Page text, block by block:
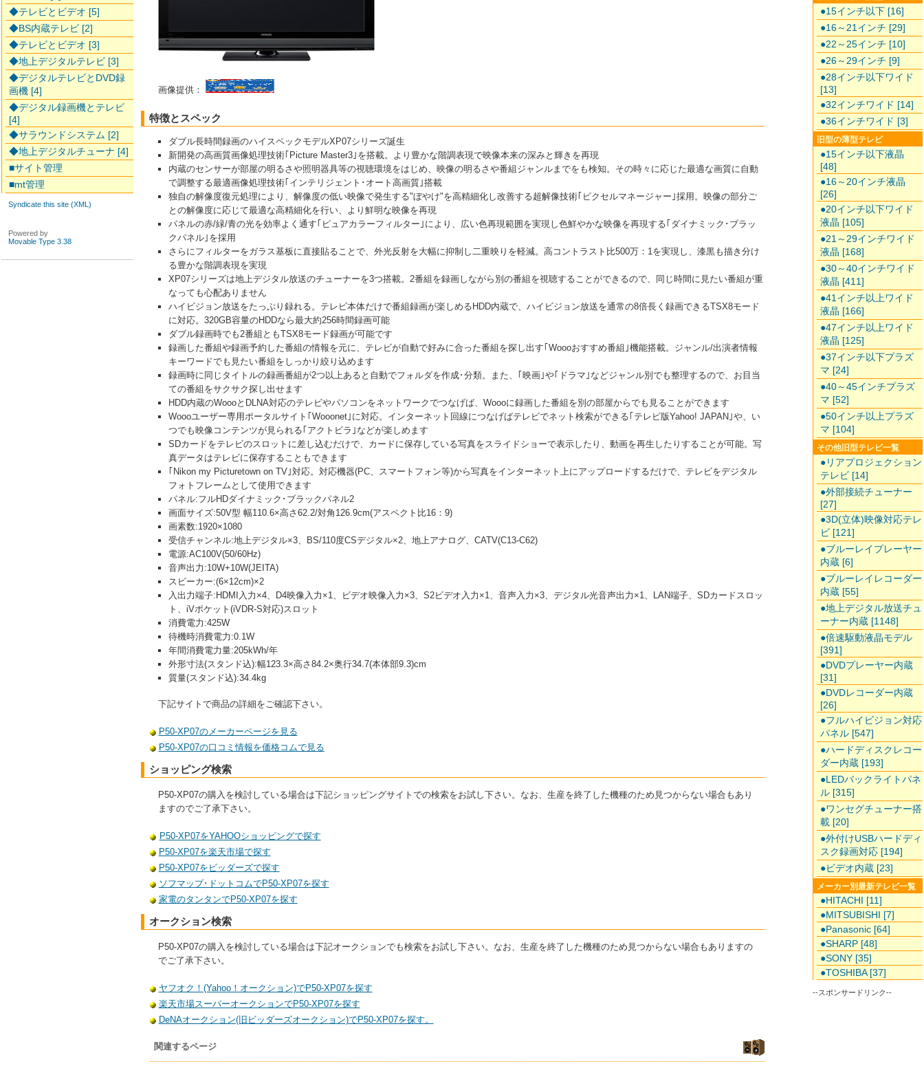
画像提供：
特徴とスペック
ダブル長時間録画のハイスペックモデルXP07シリーズ誕生
新開発の高画質画像処理技術｢Picture Master3｣を搭載。より豊かな階調表現で映像本来の深みと輝きを再現
内蔵のセンサーが部屋の明るさや照明器具等の視聴環境をはじめ、映像の明るさや番組ジャンルまでをも検知。その時々に応じた最適な画質に自動
で調整する最適画像処理技術｢インテリジェント･オート高画質｣搭載
独自の解像度復元処理により、解像度の低い映像で発生する"ぼやけ"を高精細化し改善する超解像技術｢ピクセルマネージャー｣採用。映像の部分ご
との解像度に応じて最適な高精細化を行い、より鮮明な映像を再現
パネルの赤/緑/青の光を効率よく通す｢ピュアカラーフィルター｣により、広い色再現範囲を実現し色鮮やかな映像を再現する｢ダイナミック･ブラッ
クパネル｣を採用
さらにフィルターをガラス基板に直接貼ることで、外光反射を大幅に抑制し二重映りを軽減。高コントラスト比500万：1を実現し、漆黒も描き分け
る豊かな階調表現を実現
XP07シリーズは地上デジタル放送のチューナーを3つ搭載。2番組を録画しながら別の番組を視聴することができるので、同じ時間に見たい番組が重
なっても心配ありません
ハイビジョン放送をたっぷり録れる。テレビ本体だけで番組録画が楽しめるHDD内蔵で、ハイビジョン放送を通常の8倍長く録画できるTSX8モード
に対応。320GB容量のHDDなら最大約256時間録画可能
ダブル録画時でも2番組ともTSX8モード録画が可能です
録画した番組や録画予約した番組の情報を元に、テレビが自動で好みに合った番組を探し出す｢Woooおすすめ番組｣機能搭載。ジャンル/出演者情報
キーワードでも見たい番組をしっかり絞り込めます
録画時に同じタイトルの録画番組が2つ以上あると自動でフォルダを作成･分類。また、｢映画｣や｢ドラマ｣などジャンル別でも整理するので、お目当
ての番組をサクサク探し出せます
HDD内蔵のWoooとDLNA対応のテレビやパソコンをネットワークでつなげば、Woooに録画した番組を別の部屋からでも見ることができます
Woooユーザー専用ポータルサイト｢Wooonet｣に対応。インターネット回線につなげばテレビでネット検索ができる｢テレビ版Yahoo! JAPAN｣や、い
つでも映像コンテンツが見られる｢アクトビラ｣などが楽しめます
SDカードをテレビのスロットに差し込むだけで、カードに保存している写真をスライドショーで表示したり、動画を再生したりすることが可能。写
真データはテレビに保存することもできます
｢Nikon my Picturetown on TV｣対応。対応機器(PC、スマートフォン等)から写真をインターネット上にアップロードするだけで、テレビをデジタル
フォトフレームとして使用できます
パネル:フルHDダイナミック･ブラックパネル2
画面サイズ:50V型 幅110.6×高さ62.2/対角126.9cm(アスペクト比16：9)
画素数:1920×1080
受信チャンネル:地上デジタル×3、BS/110度CSデジタル×2、地上アナログ、CATV(C13-C62)
電源:AC100V(50/60Hz)
音声出力:10W+10W(JEITA)
スピーカー:(6×12cm)×2
入出力端子:HDMI入力×4、D4映像入力×1、ビデオ映像入力×3、S2ビデオ入力×1、音声入力×3、デジタル光音声出力×1、LAN端子、SDカードスロッ
ト、iVポケット(iVDR-S対応)スロット
消費電力:425W
待機時消費電力:0.1W
年間消費電力量:205kWh/年
外形寸法(スタンド込):幅123.3×高さ84.2×奥行34.7(本体部9.3)cm
質量(スタンド込):34.4kg
下記サイトで商品の詳細をご確認下さい。
P50-XP07のメーカーページを見る
P50-XP07の口コミ情報を価格コムで見る
ショッピング検索
P50-XP07の購入を検討している場合は下記ショッピングサイトでの検索をお試し下さい。なお、生産を終了した機種のため見つからない場合もあり
ますのでご了承下さい。
P50-XP07をYAHOOショッピングで探す
P50-XP07を楽天市場で探す
P50-XP07をビッダーズで探す
ソフマップ･ドットコムでP50-XP07を探す
家電のタンタンでP50-XP07を探す
オークション検索
P50-XP07の購入を検討している場合は下記オークションでも検索をお試し下さい。なお、生産を終了した機種のため見つからない場合もありますの
でご了承下さい。
ヤフオク！(Yahoo！オークション)でP50-XP07を探す
楽天市場スーパーオークションでP50-XP07を探す
DeNAオークション(旧ビッダーズオークション)でP50-XP07を探す。
関連するページ
◆テレビとビデオ [5]
◆BS内蔵テレビ [2]
◆テレビとビデオ [3]
◆地上デジタルテレビ [3]
◆デジタルテレビとDVD録
画機 [4]
◆デジタル録画機とテレビ
[4]
◆サラウンドシステム [2]
◆地上デジタルチューナ [4]
■サイト管理
■mt管理
Syndicate this site (XML)
Powered by
Movable Type 3.38
●15インチ以下 [16]
●16～21インチ [29]
●22～25インチ [10]
●26～29インチ [9]
●28インチ以下ワイド
[13]
●32インチワイド [14]
●36インチワイド [3]
旧型の薄型テレビ
●15インチ以下液晶
[48]
●16～20インチ液晶
[26]
●20インチ以下ワイド
液晶 [105]
●21～29インチワイド
液晶 [168]
●30～40インチワイド
液晶 [411]
●41インチ以上ワイド
液晶 [166]
●47インチ以上ワイド
液晶 [125]
●37インチ以下プラズ
マ [24]
●40～45インチプラズ
マ [52]
●50インチ以上プラズ
マ [104]
その他旧型テレビ一覧
●リアプロジェクション
テレビ [14]
●外部接続チューナー
[27]
●3D(立体)映像対応テレ
ビ [121]
●ブルーレイプレーヤー
内蔵 [6]
●ブルーレイレコーダー
内蔵 [55]
●地上デジタル放送チュ
ーナー内蔵 [1148]
●倍速駆動液晶モデル
[391]
●DVDプレーヤー内蔵
[31]
●DVDレコーダー内蔵
[26]
●フルハイビジョン対応
パネル [547]
●ハードディスクレコー
ダー内蔵 [193]
●LEDバックライトパネ
ル [315]
●ワンセグチューナー搭
載 [20]
●外付けUSBハードディ
スク録画対応 [194]
●ビデオ内蔵 [23]
メーカー別最新テレビ一覧
●HITACHI [11]
●MITSUBISHI [7]
●Panasonic [64]
●SHARP [48]
●SONY [35]
●TOSHIBA [37]
--スポンサードリンク--